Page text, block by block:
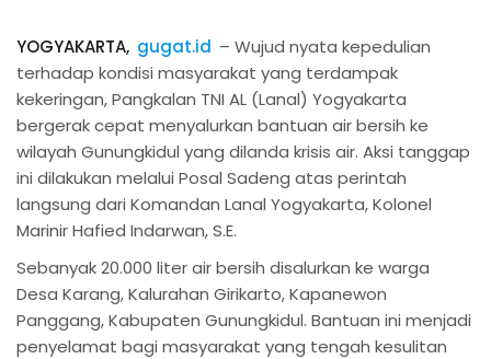
YOGYAKARTA, gugat.id – Wujud nyata kepedulian
terhadap kondisi masyarakat yang terdampak
kekeringan, Pangkalan TNI AL (Lanal) Yogyakarta
bergerak cepat menyalurkan bantuan air bersih ke
wilayah Gunungkidul yang dilanda krisis air. Aksi tanggap
ini dilakukan melalui Posal Sadeng atas perintah
langsung dari Komandan Lanal Yogyakarta, Kolonel
Marinir Hafied Indarwan, S.E.
Sebanyak 20.000 liter air bersih disalurkan ke warga
Desa Karang, Kalurahan Girikarto, Kapanewon
Panggang, Kabupaten Gunungkidul. Bantuan ini menjadi
penyelamat bagi masyarakat yang tengah kesulitan